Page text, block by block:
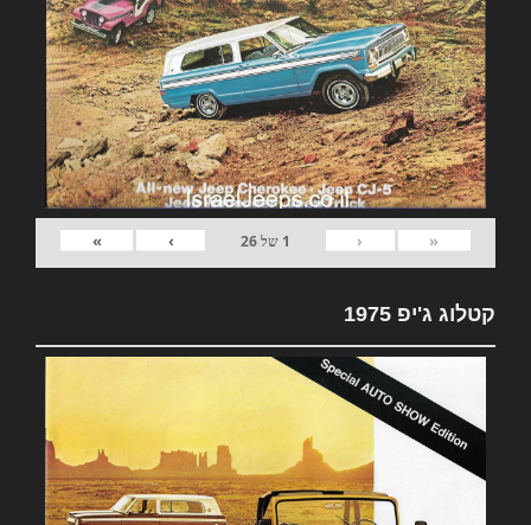
«
‹
1 של26
›
»
קטלוג ג'יפ 1975